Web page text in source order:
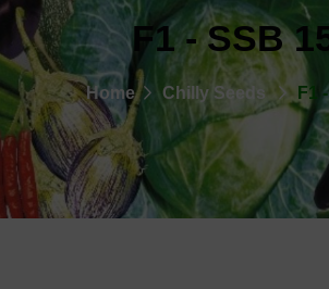
F1 - SSB
Home Chilly Seeds F1